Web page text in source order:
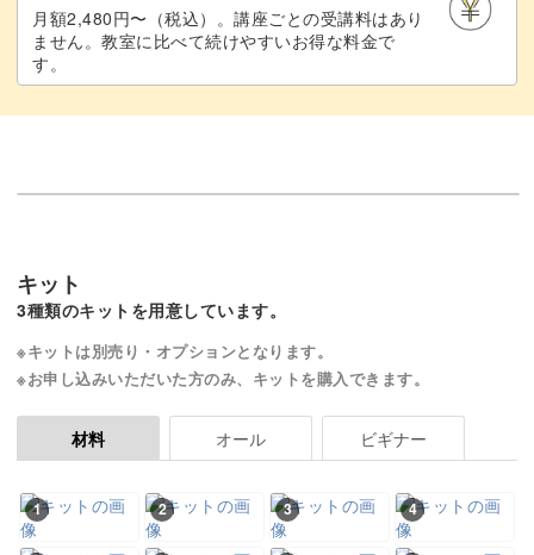
月額2,480円〜（税込）。講座ごとの受講料はあり
ません。教室に比べて続けやすいお得な料金で
す。
キット
3種類のキットを用意しています。
※キットは別売り・オプションとなります。
※お申し込みいただいた方のみ、キットを購入できます。
材料 オール ビギナー
1 2 3 4